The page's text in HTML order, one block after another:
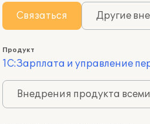
Связаться Другие
Продукт
1С:Зарплата и управление
Внедрения продукта